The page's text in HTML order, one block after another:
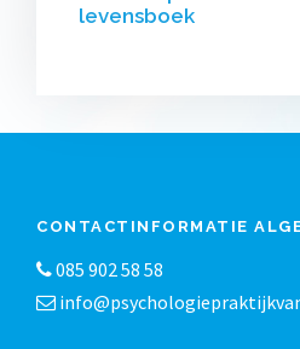
levensboek
CONTACTINFORMATIE
085 902 58 58